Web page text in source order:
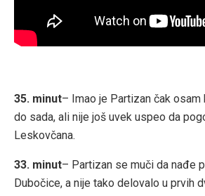
35. minut– Imao je Partizan čak osam
do sada, ali nije još uvek uspeo da
Leskovčana.
33. minut– Partizan se muči da nađe
Dubočice, a nije tako delovalo u prvih